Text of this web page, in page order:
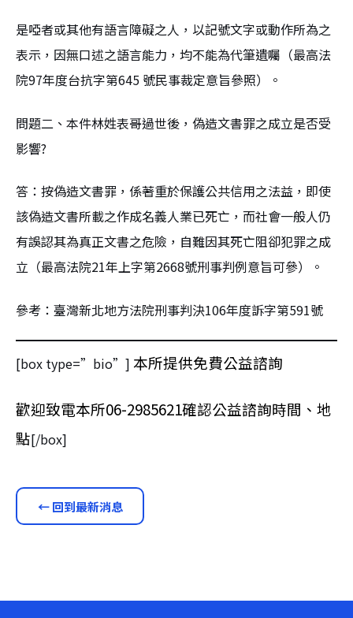
是啞者或其他有語言障礙之人，以記號文字或動作所為之
表示，因無口述之語言能力，均不能為代筆遺囑（最高法
院97年度台抗字第645 號民事裁定意旨參照）。
問題二、本件林姓表哥過世後，偽造文書罪之成立是否受
影響?
答：按偽造文書罪，係著重於保護公共信用之法益，即使
該偽造文書所載之作成名義人業已死亡，而社會一般人仍
有誤認其為真正文書之危險，自難因其死亡阻卻犯罪之成
立（最高法院21年上字第2668號刑事判例意旨可參）。
參考：臺灣新北地方法院刑事判決106年度訴字第591號
[box type=”bio”] 本所提供免費公益諮詢
歡迎致電本所06-2985621確認公益諮詢時間、地
點[/box]
← 回到最新消息